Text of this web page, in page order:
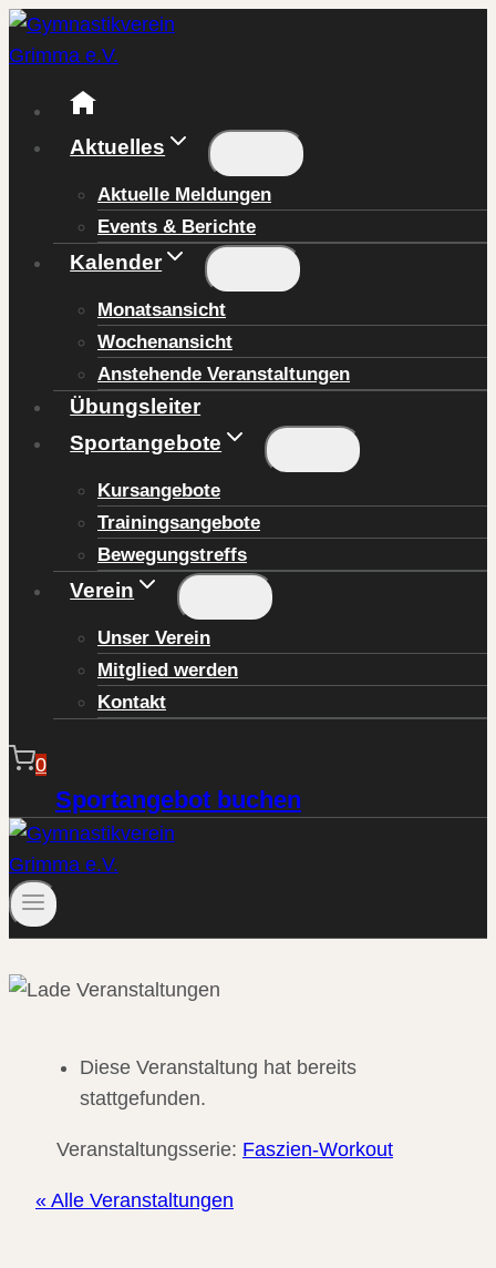
Zum
Inhalt
springen
Aktuelles
Aktuelle Meldungen
Events & Berichte
Kalender
Monatsansicht
Wochenansicht
Anstehende Veranstaltungen
Übungsleiter
Sportangebote
Kursangebote
Trainingsangebote
Bewegungstreffs
Verein
Unser Verein
Mitglied werden
Kontakt
0
Sportangebot buchen
Diese Veranstaltung hat bereits
stattgefunden.
Veranstaltungsserie: Faszien-Workout
« Alle Veranstaltungen